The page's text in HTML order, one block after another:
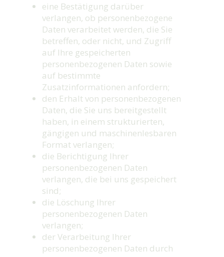
eine Bestätigung darüber
verlangen, ob personenbezogene
Daten verarbeitet werden, die Sie
betreffen, oder nicht, und Zugriff
auf Ihre gespeicherten
personenbezogenen Daten sowie
auf bestimmte
Zusatzinformationen anfordern;
den Erhalt von personenbezogenen
Daten, die Sie uns bereitgestellt
haben, in einem strukturierten,
gängigen und maschinenlesbaren
Format verlangen;
die Berichtigung lhrer
personenbezogenen Daten
verlangen, die bei uns gespeichert
sind;
die Löschung Ihrer
personenbezogenen Daten
verlangen;
der Verarbeitung Ihrer
personenbezogenen Daten durch